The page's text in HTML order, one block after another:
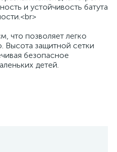
и устойчивость батута
что позволяет легко
Высота защитной сетки
безопасное
детей.